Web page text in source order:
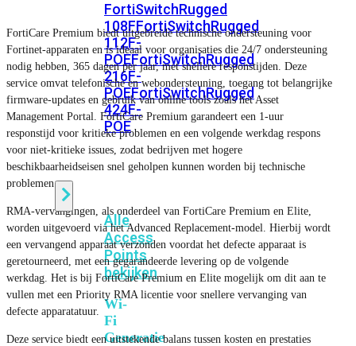
FortiSwitchRugged
108FFortiSwitchRugged
112F-
POEFortiSwitchRugged
216F-
POEFortiSwitchRugged
424F-
POE
WiFi
Alle
Access
Points
bekijken
Wi-
Fi
Generatie
FortiCare Premium biedt uitgebreide technische ondersteuning voor
Fortinet-apparaten en is ideaal voor organisaties die 24/7 ondersteuning
nodig hebben, 365 dagen per jaar, met snellere responstijden. Deze
service omvat telefonische en webondersteuning, toegang tot belangrijke
firmware-updates en gebruik van online tools zoals het Asset
Management Portal. FortiCare Premium garandeert een 1-uur
responstijd voor kritieke problemen en een volgende werkdag respons
voor niet-kritieke issues, zodat bedrijven met hogere
beschikbaarheidseisen snel geholpen kunnen worden bij technische
problemen.
RMA-vervangingen, als onderdeel van FortiCare Premium en Elite,
worden uitgevoerd via het Advanced Replacement-model. Hierbij wordt
een vervangend apparaat verzonden voordat het defecte apparaat is
geretourneerd, met een gegarandeerde levering op de volgende
werkdag. Het is bij FortiCare Premium en Elite mogelijk om dit aan te
vullen met een Priority RMA licentie voor snellere vervanging van
defecte apparatatuur.
Deze service biedt een uitstekende balans tussen kosten en prestaties